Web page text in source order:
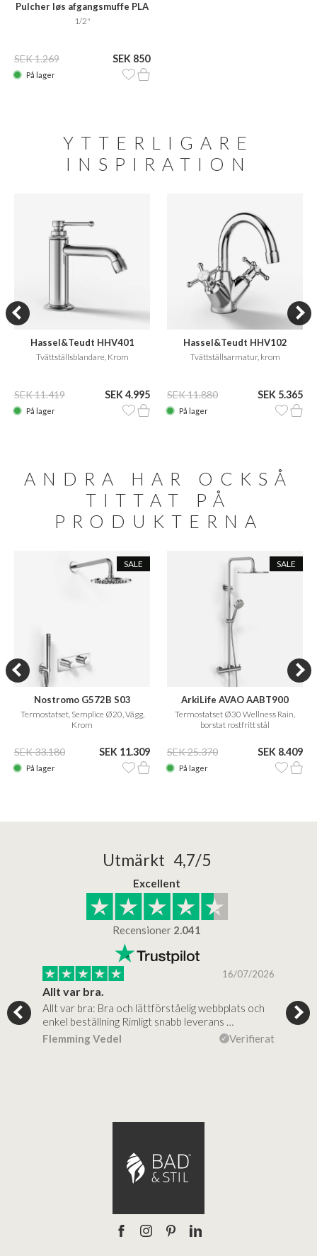
Pulcher løs afgangsmuffe PLA
1/2"
SEK 1.269 SEK 850
På lager
YTTERLIGARE
INSPIRATION
Hassel&Teudt HHV401
Tvättställsblandare, Krom
SEK 11.419 SEK 4.995
På lager
Hassel&Teudt HHV102
Tvättställsarmatur, krom
SEK 11.880 SEK 5.365
På lager
ANDRA HAR OCKSÅ
TITTAT PÅ
PRODUKTERNA
SALE
Nostromo G572B S03
Termostatset, Semplice Ø20, Vägg,
Krom
SEK 33.180 SEK 11.309
På lager
SALE
ArkiLife AVAO AABT900
Termostatset Ø30 Wellness Rain,
borstat rostfritt stål
SEK 25.370 SEK 8.409
På lager
Utmärkt 4,7/5
Excellent
Recensioner 2.041
16/07/2026
Allt var bra.
Allt var bra: Bra och lättförståelig webbplats och
enkel beställning Rimligt snabb leverans …
Flemming Vedel
Verifierat
Jag